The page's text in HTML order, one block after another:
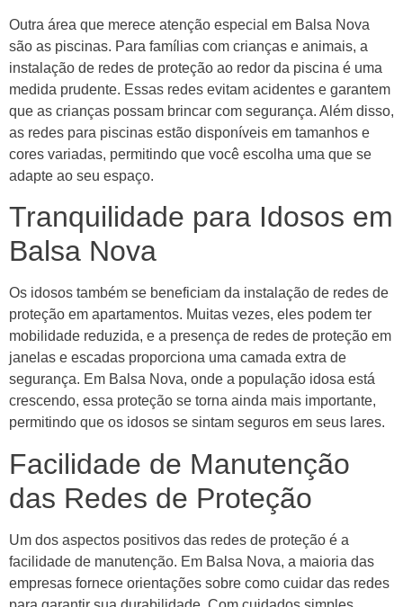
Outra área que merece atenção especial em Balsa Nova
são as piscinas. Para famílias com crianças e animais, a
instalação de redes de proteção ao redor da piscina é uma
medida prudente. Essas redes evitam acidentes e garantem
que as crianças possam brincar com segurança. Além disso,
as redes para piscinas estão disponíveis em tamanhos e
cores variadas, permitindo que você escolha uma que se
adapte ao seu espaço.
Tranquilidade para Idosos em
Balsa Nova
Os idosos também se beneficiam da instalação de redes de
proteção em apartamentos. Muitas vezes, eles podem ter
mobilidade reduzida, e a presença de redes de proteção em
janelas e escadas proporciona uma camada extra de
segurança. Em Balsa Nova, onde a população idosa está
crescendo, essa proteção se torna ainda mais importante,
permitindo que os idosos se sintam seguros em seus lares.
Facilidade de Manutenção
das Redes de Proteção
Um dos aspectos positivos das redes de proteção é a
facilidade de manutenção. Em Balsa Nova, a maioria das
empresas fornece orientações sobre como cuidar das redes